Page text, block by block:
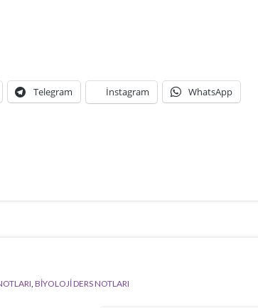
Telegram İnstagram WhatsApp
, BİYOLOJİ DERS NOTLARI